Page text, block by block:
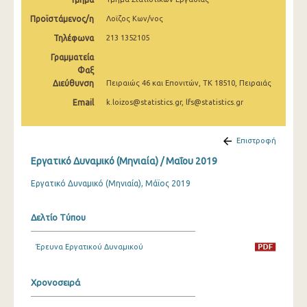
Φεβρουαρίου 2025
Ιανουαρίου 2025
Δεκεμβρίου 2024
Νοεμβρίου 2024
Σεπτεμβρίου 2024
Αυγούστου 2024
Ιουνίου 2024
Απριλίου 2024
Προϊστάμενος/η Λοϊζος Κων/νος
Τηλέφωνα 213 1352105
Γραμματεία
Φαξ
Διεύθυνση
Πειραιώς 46 και Επονιτών, ΤΚ 18510, Πειραιάς
Email k.loizos@statistics.gr, lfs@statistics.gr
Επιστροφή
Εργατικό Δυναμικό (Μηνιαία) / Μαΐου 2019
Εργατικό Δυναμικό (Μηνιαία), Μάϊος 2019
Δελτίο Τύπου
Έρευνα Εργατικού Δυναμικού
Χρονοσειρά